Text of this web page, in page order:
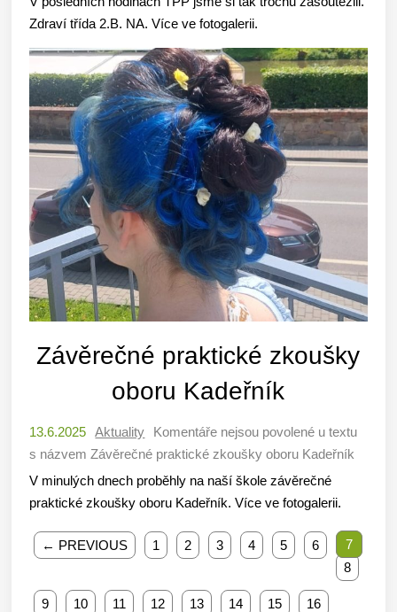
Zdraví třída 2.B. NA. Více ve fotogalerii.
Závěrečné praktické zkoušky
oboru Kadeřník
13.6.2025 Aktuality Komentáře nejsou povolené u textu
s názvem Závěrečné praktické zkoušky oboru Kadeřník
V minulých dnech proběhly na naší škole závěrečné
praktické zkoušky oboru Kadeřník. Více ve fotogalerii.
← PREVIOUS 1 2 3 4 5 6
7
8
9 10 11 12 13 14 15 16